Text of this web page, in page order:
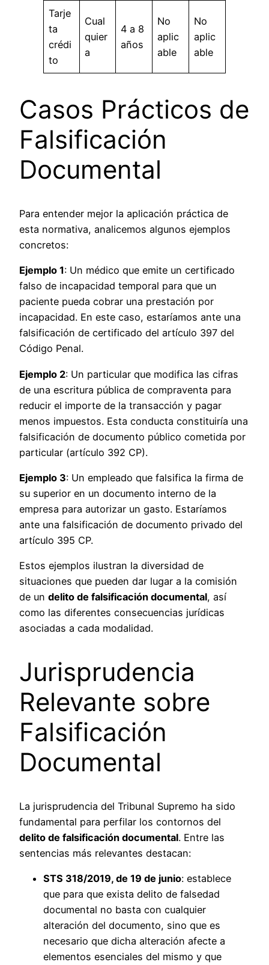
Tarje
ta
crédi
to
Cual
quier
a
4 a 8
años
No
aplic
able
No
aplic
able
Casos Prácticos de
Falsificación
Documental
Para entender mejor la aplicación práctica de
esta normativa, analicemos algunos ejemplos
concretos:
Ejemplo 1: Un médico que emite un certificado
falso de incapacidad temporal para que un
paciente pueda cobrar una prestación por
incapacidad. En este caso, estaríamos ante una
falsificación de certificado del artículo 397 del
Código Penal.
Ejemplo 2: Un particular que modifica las cifras
de una escritura pública de compraventa para
reducir el importe de la transacción y pagar
menos impuestos. Esta conducta constituiría una
falsificación de documento público cometida por
particular (artículo 392 CP).
Ejemplo 3: Un empleado que falsifica la firma de
su superior en un documento interno de la
empresa para autorizar un gasto. Estaríamos
ante una falsificación de documento privado del
artículo 395 CP.
Estos ejemplos ilustran la diversidad de
situaciones que pueden dar lugar a la comisión
de un delito de falsificación documental, así
como las diferentes consecuencias jurídicas
asociadas a cada modalidad.
Jurisprudencia
Relevante sobre
Falsificación
Documental
La jurisprudencia del Tribunal Supremo ha sido
fundamental para perfilar los contornos del
delito de falsificación documental. Entre las
sentencias más relevantes destacan:
STS 318/2019, de 19 de junio: establece
que para que exista delito de falsedad
documental no basta con cualquier
alteración del documento, sino que es
necesario que dicha alteración afecte a
elementos esenciales del mismo y que